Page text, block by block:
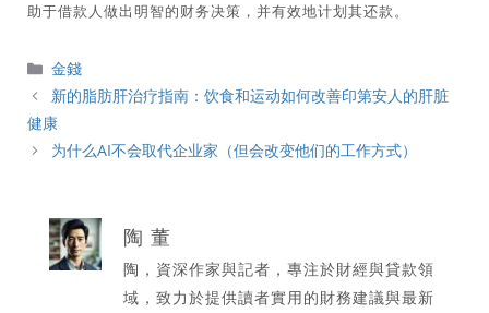
助于借款人做出明智的财务决策，并有效地计划其还款。
分
類
金錢
新的脂肪肝治疗指南：饮食和运动如何改善印第安人的肝脏
健康
为什么AI不会取代企业家（但会改变他们的工作方式）
陶 董
陶，資深作家與記者，專注於財經與貸款領
域，致力於提供讀者實用的財務建議與最新